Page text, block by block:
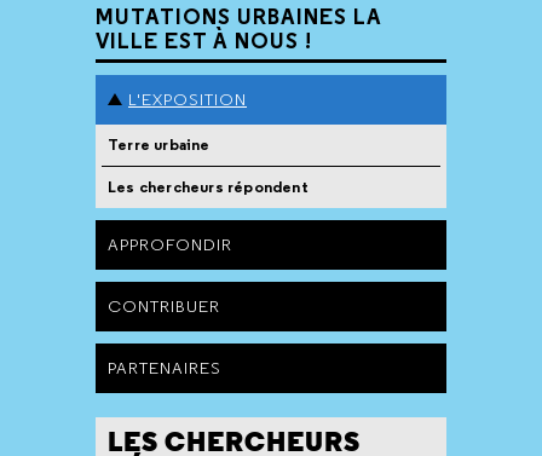
MUTATIONS URBAINES LA
VILLE EST À NOUS !
L'EXPOSITION
Terre urbaine
Les chercheurs répondent
APPROFONDIR
CONTRIBUER
PARTENAIRES
LES CHERCHEURS